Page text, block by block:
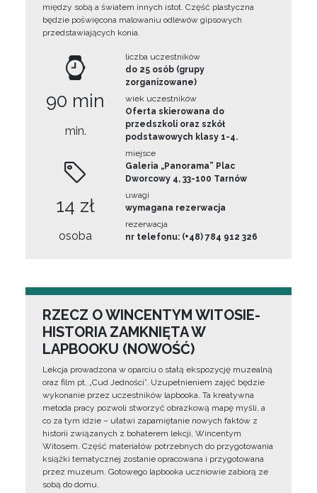
między sobą a światem innych istot. Część plastyczna
będzie poświęcona malowaniu odlewów gipsowych
przedstawiających konia.
90 min
min.
14 zł
osoba
liczba uczestników
do 25 osób (grupy
zorganizowane)
wiek uczestników
Oferta skierowana do
przedszkoli oraz szkół
podstawowych klasy 1-4.
miejsce
Galeria „Panorama” Plac
Dworcowy 4, 33-100 Tarnów
uwagi
wymagana rezerwacja
rezerwacja
nr telefonu: (+48) 784 912 326
RZECZ O WINCENTYM WITOSIE-
HISTORIA ZAMKNIĘTA W
LAPBOOKU (NOWOŚĆ)
Lekcja prowadzona w oparciu o stałą ekspozycję muzealną
oraz film pt. „Cud Jedności”. Uzupełnieniem zajęć będzie
wykonanie przez uczestników lapbooka. Ta kreatywna
metoda pracy pozwoli stworzyć obrazkową mapę myśli, a
co za tym idzie – ułatwi zapamiętanie nowych faktów z
historii związanych z bohaterem lekcji, Wincentym
Witosem. Część materiałów potrzebnych do przygotowania
książki tematycznej zostanie opracowana i przygotowana
przez muzeum. Gotowego lapbooka uczniowie zabiorą ze
sobą do domu.